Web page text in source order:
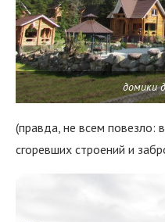
домики
(правда, не всем повезло:
сгоревших строений и